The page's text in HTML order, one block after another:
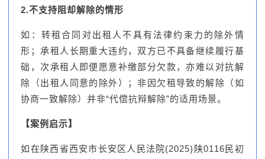
2.不支持阻却解除的情形
如：转租合同对出租人不具有法律约束力的除外情
形；承租人长期重大违约，双方已不具备继续履行基
础，次承租人即便愿意补缴部分欠款，亦难以对抗解
除（出租人同意的除外）；非因欠租导致的解除（如
协商一致解除）并非“代偿抗辩解除”的适用场景。
【案例启示】
如在陕西省西安市长安区人民法院(2025)陕0116民初